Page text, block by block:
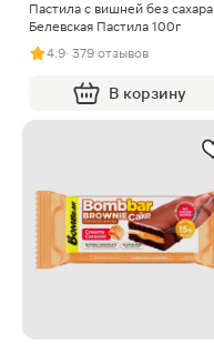
Пастила с вишней без сахара
Белевская Пастила 100г
4.9· 379 отзывов
В корзину